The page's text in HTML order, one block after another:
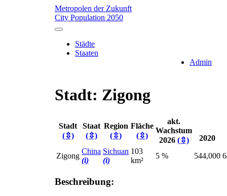
Metropolen der Zukunft
City Population 2050
Städte
Staaten
Admin
Stadt: Zigong
Stadt
(⇳)
Staat
(⇳)
Region
(⇳)
Fläche
(⇳)
akt.
Wachstum
2026 (⇳) 2020
Zigong
China
(i)
Sichuan
(i)
103
km²
5 % 544,000
Beschreibung: